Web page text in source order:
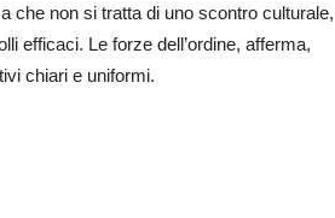
che non si tratta di uno scontro culturale,
efficaci. Le forze dell’ordine, afferma,
chiari e uniformi.